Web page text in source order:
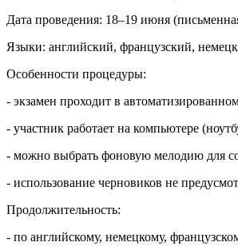
Дата проведения: 18–19 июня
Языки: английский, французский,
Особенности процедуры:
- экзамен проходит в
- участник работает на компьютере
- можно выбрать фоновую мелодию для
- использование черновиков не
Продолжительность:
- по английскому, немецкому,